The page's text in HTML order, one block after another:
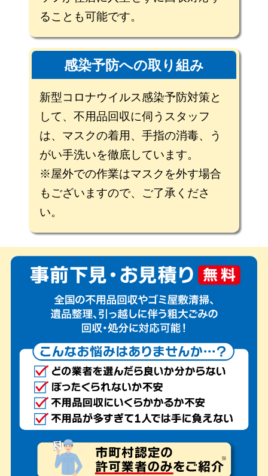
ることも可能です。
感染予防への取り組み
新型コロナウイルス感染予防対策と
して、不用品回収に伺うスタッフ
は、マスクの着用、手指の消毒、う
がい手洗いを徹底しています。
※屋外での作業はマスクを外す場合
もございますので、ご了承くださ
い。